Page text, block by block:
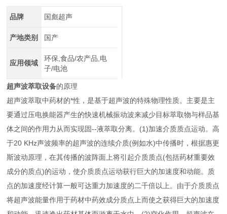
品牌 国彪超声
产地类别 国产
应用领域
环保,食品/农产品,电
子/电池
超声波萃取设备的原理
超声波萃取中药材的*性，是基于超声波的特殊物理性质。主要是主
要通过压电换能器产生的快速机械振动波来减少目标萃取物与样品基
体之间的作用力从而实现固--液萃取分离。(1)加速介质质点运动。高
于20 KHz声波频率的超声波的连续介质(例如水)中传播时，根据惠更
斯波动原理，在其传播的波阵面上将引起介质质点(包括药材重要效
成分的质点)的运动，使介质质点运动获行巨大的加速度和动能。质
点的加速度经计算一般可达重力加速度的二千倍以上。由于介质质点
将超声波能量作用于药材中药效成分质点上而使之获得巨大的加速度